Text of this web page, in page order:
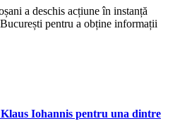
a deschis acțiune în instanță
pentru a obține informații
Iohannis pentru una dintre